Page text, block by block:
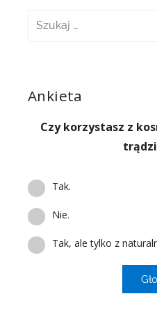
Ankieta
Czy korzystasz z
Tak.
Nie.
Tak, ale tylko z